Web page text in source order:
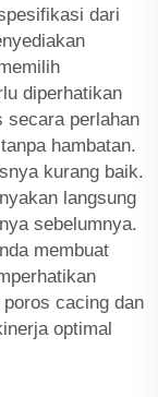
dari
diperhatikan
secara perlahan
hambatan.
kurang baik.
langsung
sebelumnya.
membuat
cacing dan
optimal